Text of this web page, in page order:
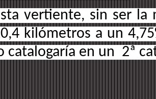
vertiente, sin ser la
kilómetros a un
catalogaría en un 2ª